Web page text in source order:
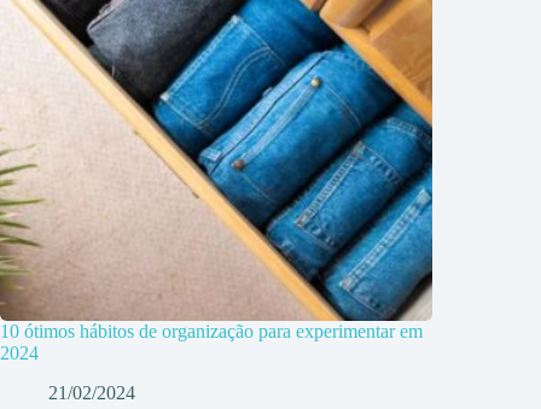
10 ótimos hábitos de organização para experimentar em
2024
21/02/2024